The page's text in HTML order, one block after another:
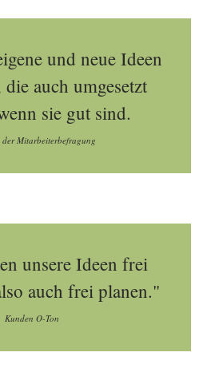
und neue Ideen
auch umgesetzt
sie gut sind.
der Mitarbeiterbefragung
unsere Ideen frei
auch frei planen."
Kunden O-Ton